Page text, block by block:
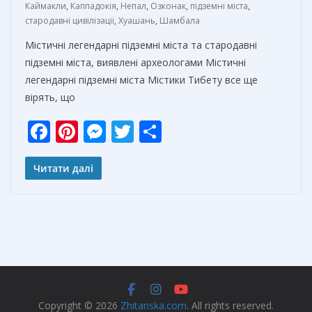
Каймакли, Каппадокія, Непал, Озконак, підземні міста,
стародавні цивілізаціі, Хуашань, Шамбала
Містичні легендарні підземні міста та стародавні
підземні міста, виявлені археологами Містичні
легендарні підземні міста Містики Тибету все ще
вірять, що
F
ac
e
k
Pi
nt
er
M
er
T
и
Читати далі
Copyright © 2026 Zhitanska.com. All rights reserved.